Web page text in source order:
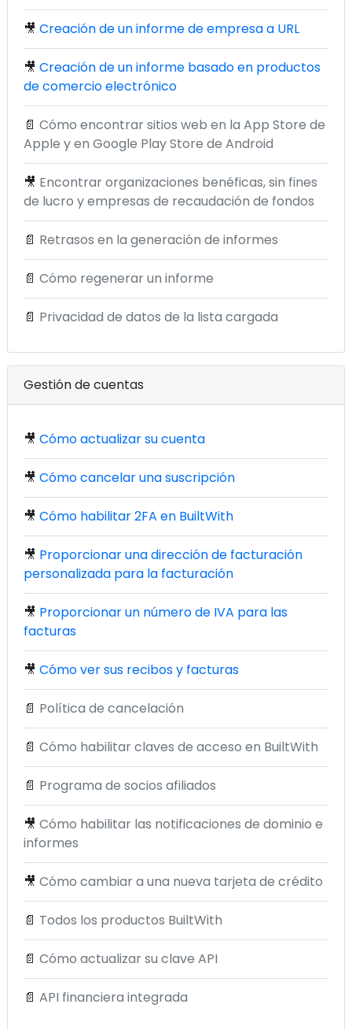
🎥 Creación de un informe de empresa a URL
🎥 Creación de un informe basado en productos
de comercio electrónico
📄 Cómo encontrar sitios web en la App Store de
Apple y en Google Play Store de Android
🎥 Encontrar organizaciones benéficas, sin fines
de lucro y empresas de recaudación de fondos
📄 Retrasos en la generación de informes
📄 Cómo regenerar un informe
📄 Privacidad de datos de la lista cargada
Gestión de cuentas
🎥 Cómo actualizar su cuenta
🎥 Cómo cancelar una suscripción
🎥 Cómo habilitar 2FA en BuiltWith
🎥 Proporcionar una dirección de facturación
personalizada para la facturación
🎥 Proporcionar un número de IVA para las
facturas
🎥 Cómo ver sus recibos y facturas
📄 Política de cancelación
📄 Cómo habilitar claves de acceso en BuiltWith
📄 Programa de socios afiliados
🎥 Cómo habilitar las notificaciones de dominio e
informes
🎥 Cómo cambiar a una nueva tarjeta de crédito
📄 Todos los productos BuiltWith
📄 Cómo actualizar su clave API
📄 API financiera integrada